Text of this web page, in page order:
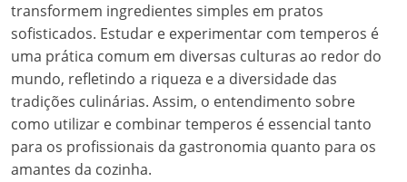
transformem ingredientes simples em pratos
sofisticados. Estudar e experimentar com temperos é
uma prática comum em diversas culturas ao redor do
mundo, refletindo a riqueza e a diversidade das
tradições culinárias. Assim, o entendimento sobre
como utilizar e combinar temperos é essencial tanto
para os profissionais da gastronomia quanto para os
amantes da cozinha.